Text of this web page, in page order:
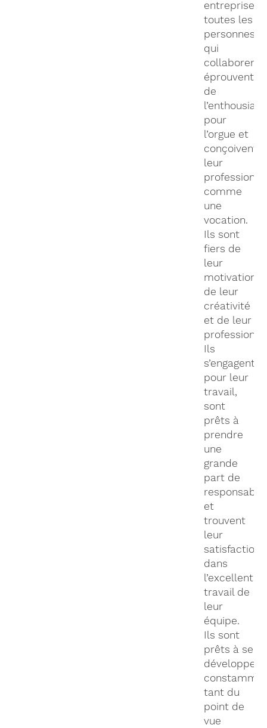
entreprise,
toutes les
personnes
qui
collaborent
éprouvent
de
pour
l’orgue et
conçoivent
leur
profession
comme
une
vocation.
Ils sont
fiers de
leur
motivation,
de leur
créativité
et de leur
Ils
s’engagent
pour leur
travail,
sont
prêts à
prendre
une
grande
part de
et
trouvent
leur
satisfaction
dans
l’excellent
travail de
leur
équipe.
Ils sont
prêts à se
développer
tant du
point de
vue